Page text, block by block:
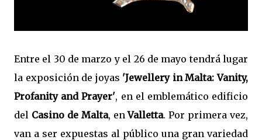
Entre el 30 de marzo y el 26 de mayo tendrá lugar
la exposición de joyas 'Jewellery in Malta: Vanity,
Profanity and Prayer', en el emblemático edificio
del Casino de Malta, enValletta. Por primera vez,
van a ser expuestas al público una gran variedad